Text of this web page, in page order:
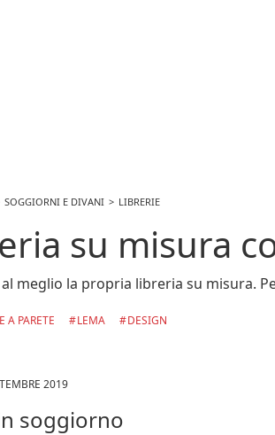
SOGGIORNI E DIVANI LIBRERIE
su misura
meglio la propria libreria su misura.
A PARETE LEMA DESIGN
2019
soggiorno